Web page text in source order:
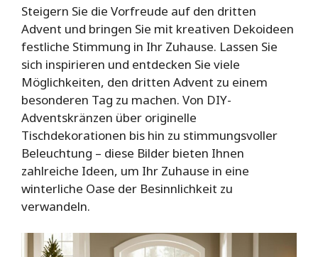
Steigern Sie die Vorfreude auf den dritten
Advent und bringen Sie mit kreativen Dekoideen
festliche Stimmung in Ihr Zuhause. Lassen Sie
sich inspirieren und entdecken Sie viele
Möglichkeiten, den dritten Advent zu einem
besonderen Tag zu machen. Von DIY-
Adventskränzen über originelle
Tischdekorationen bis hin zu stimmungsvoller
Beleuchtung – diese Bilder bieten Ihnen
zahlreiche Ideen, um Ihr Zuhause in eine
winterliche Oase der Besinnlichkeit zu
verwandeln.